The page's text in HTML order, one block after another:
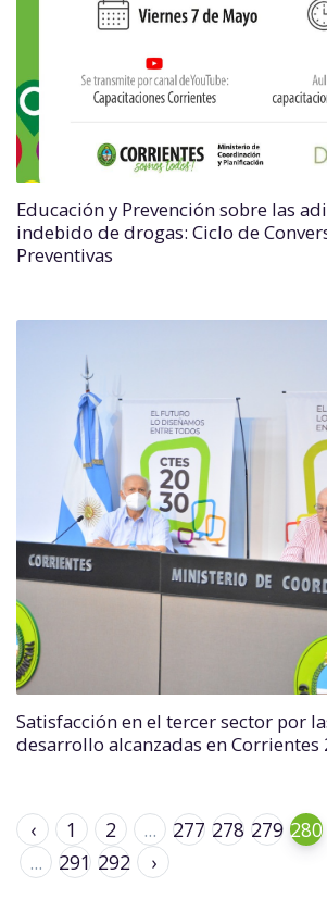
Educación y Prevención sobre las
indebido de drogas: Ciclo de
Preventivas
Satisfacción en el tercer sector por
desarrollo alcanzadas en Corrientes
‹ 1 2 ... 277 278 279 280
...
291 292 ›